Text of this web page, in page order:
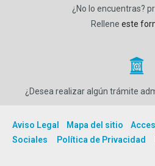
¿No lo encuentras?
Rellene este
_
¿Desea realizar algún trámite
Aviso Legal Mapa del sitio
Sociales
Política de Privacidad